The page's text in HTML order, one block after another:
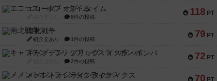
118 PT
エコーズ・オブ・タイム
8件の投稿
79 PT
南北戦争
紹介文あり 1件の投稿
72 PT
キャプテン・フリップ：イスラ・ボンバ
2件の投稿
70 PT
メメントオンラインタクティクス